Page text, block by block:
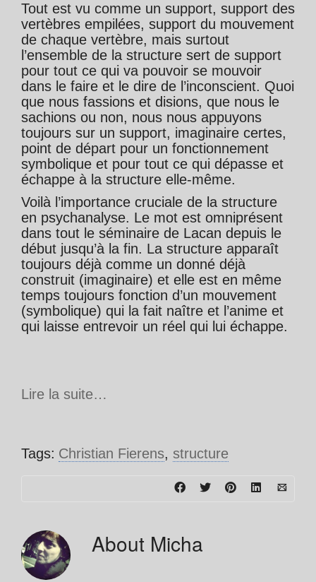
Tout est vu comme un support, support des
vertèbres empilées, support du mouvement
de chaque vertèbre, mais surtout
l’ensemble de la structure sert de support
pour tout ce qui va pouvoir se mouvoir
dans le faire et le dire de l’inconscient. Quoi
que nous fassions et disions, que nous le
sachions ou non, nous nous appuyons
toujours sur un support, imaginaire certes,
point de départ pour un fonctionnement
symbolique et pour tout ce qui dépasse et
échappe à la structure elle-même.
Voilà l’importance cruciale de la structure
en psychanalyse. Le mot est omniprésent
dans tout le séminaire de Lacan depuis le
début jusqu’à la fin. La structure apparaît
toujours déjà comme un donné déjà
construit (imaginaire) et elle est en même
temps toujours fonction d’un mouvement
(symbolique) qui la fait naître et l’anime et
qui laisse entrevoir un réel qui lui échappe.
Lire la suite…
Tags: Christian Fierens, structure
About Micha